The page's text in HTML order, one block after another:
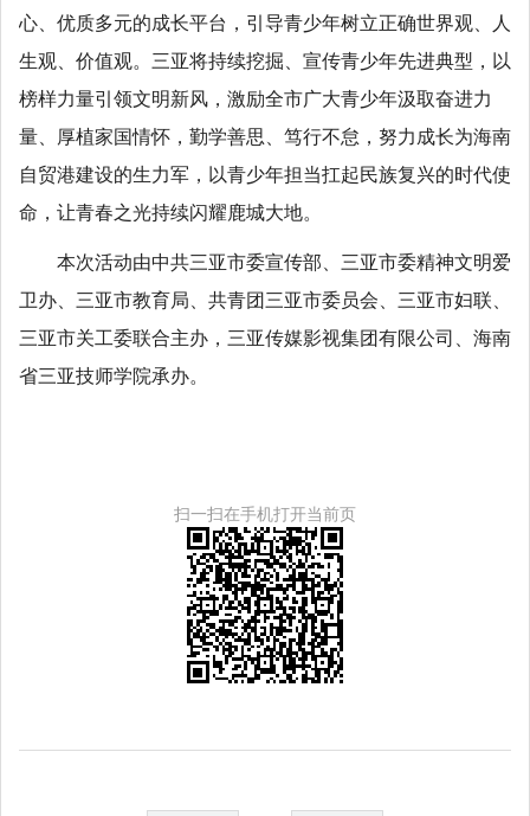
心、优质多元的成长平台，引导青少年树立正确世界观、人
生观、价值观。三亚将持续挖掘、宣传青少年先进典型，以
榜样力量引领文明新风，激励全市广大青少年汲取奋进力
量、厚植家国情怀，勤学善思、笃行不怠，努力成长为海南
自贸港建设的生力军，以青少年担当扛起民族复兴的时代使
命，让青春之光持续闪耀鹿城大地。
本次活动由中共三亚市委宣传部、三亚市委精神文明爱
卫办、三亚市教育局、共青团三亚市委员会、三亚市妇联、
三亚市关工委联合主办，三亚传媒影视集团有限公司、海南
省三亚技师学院承办。
扫一扫在手机打开当前页